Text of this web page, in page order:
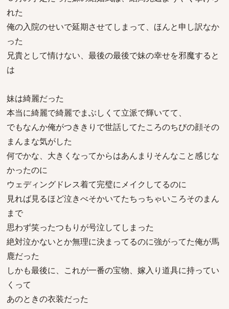
れた
俺の入院のせいで延期させてしまって、ほんと申し訳なか
った
兄貴として情けない、最後の最後で妹の幸せを邪魔すると
は
妹は綺麗だった
本当に綺麗で綺麗でまぶしくて立派で輝いてて、
でもなんか俺がつききりで世話してたころのちびの顔その
まんまな気がした
何でかな、大きくなってからはあんまりそんなこと感じな
かったのに
ウェディングドレス着て完璧にメイクしてるのに
見れば見るほど泣きべそかいてたちっちゃいころそのまん
まで
思わず笑ったつもりが号泣してしまった
絶対泣かないとか無理に決まってるのに強がってた俺が馬
鹿だった
しかも最後に、これが一番の宝物、嫁入り道具に持ってい
くって
あのときの衣装だった